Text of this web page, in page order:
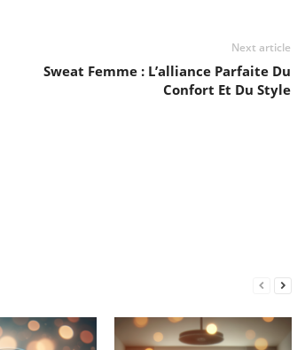
Next article
Sweat Femme : L’alliance Parfaite Du
Confort Et Du Style